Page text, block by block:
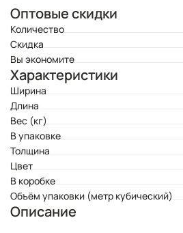
Оптовые скидки
Количество
Скидка
Вы экономите
Характеристики
Ширина
Длина
Вес (кг)
В упаковке
Толщина
Цвет
В коробке
Объём упаковки (метр кубический)
Описание